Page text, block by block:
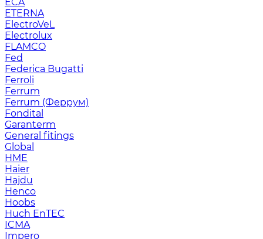
ETERNA
ElectroVeL
Electrolux
FLAMCO
Fed
Federica Bugatti
Ferroli
Ferrum
Ferrum (Феррум)
Fondital
Garanterm
General fitings
Global
HME
Haier
Hajdu
Henco
Hoobs
Huch EnTEC
ICMA
Impero